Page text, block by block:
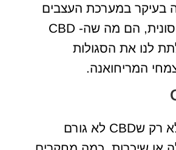
בעיקר במערכת העצבים
ובמערכת החיסונית, הם מה שה- CBD
לנו את הסגולות
המריחואנה.
לא רק שCBD לא גורם